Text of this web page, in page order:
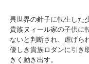
異世界の針子に転生した
貴族ヌィール家の子供に
ないと判断され、虐げら
優しき貴族ロダンに引き
きく動き出す。